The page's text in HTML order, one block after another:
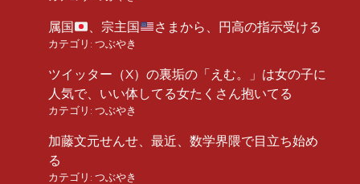
属国 、宗主国 さまから、円高の指示受ける
カテゴリ: つぶやき
ツイッター（X）の裏垢の「えむ。」は女の子に
人気で、いい体してる女たくさん抱いてる
カテゴリ: つぶやき
加藤文元せんせ、最近、数学界隈で目立ち始め
る
カテゴリ: つぶやき